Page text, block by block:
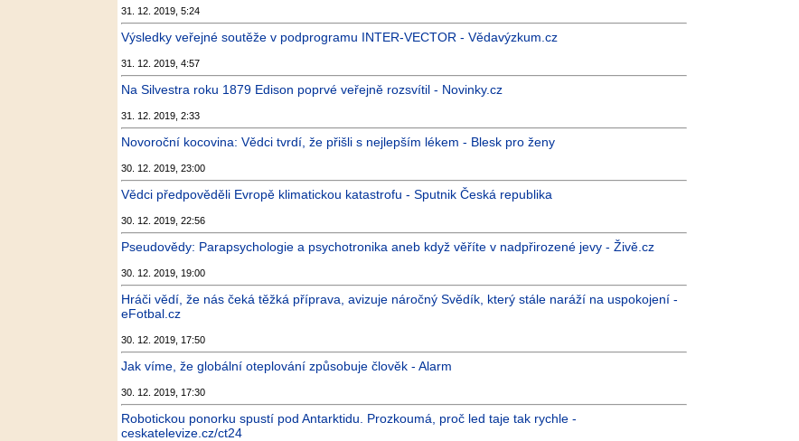
31. 12. 2019, 5:24
Výsledky veřejné soutěže v podprogramu INTER-VECTOR - Vědavýzkum.cz
31. 12. 2019, 4:57
Na Silvestra roku 1879 Edison poprvé veřejně rozsvítil - Novinky.cz
31. 12. 2019, 2:33
Novoroční kocovina: Vědci tvrdí, že přišli s nejlepším lékem - Blesk pro ženy
30. 12. 2019, 23:00
Vědci předpověděli Evropě klimatickou katastrofu - Sputnik Česká republika
30. 12. 2019, 22:56
Pseudovědy: Parapsychologie a psychotronika aneb když věříte v nadpřirozené jevy - Živě.cz
30. 12. 2019, 19:00
Hráči vědí, že nás čeká těžká příprava, avizuje náročný Svědík, který stále naráží na uspokojení -
eFotbal.cz
30. 12. 2019, 17:50
Jak víme, že globální oteplování způsobuje člověk - Alarm
30. 12. 2019, 17:30
Robotickou ponorku spustí pod Antarktidu. Prozkoumá, proč led taje tak rychle -
ceskatelevize.cz/ct24